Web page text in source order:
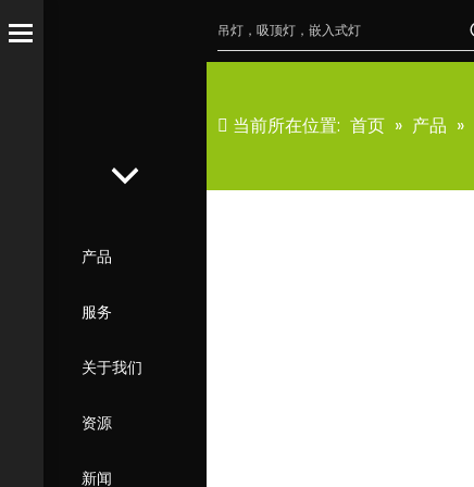
产品
服务
关于我们
资源
新闻
当前所在位置: 首页 » 产品 »